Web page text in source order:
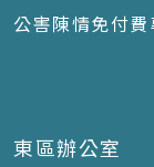
公害陳情免付
東區辦公室